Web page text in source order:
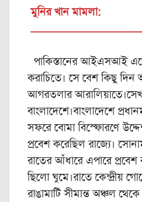
মুনির খান মামলা:
পাকিস্তানের আইএসআই
করাচিতে। সে বেশ কিছু দিন
আগরতলার
বাংলাদেশে।বাংলাদেশে
সফরে বোমা বিস্ফোরণে
প্রবেশ করেছিল রাজ্যে।
রাতের আঁধারে এপারে
ছিলো ঘুমে।রাতে কেন্দ্রীয়
রাঙামাটি সীমান্ত অঞ্চল